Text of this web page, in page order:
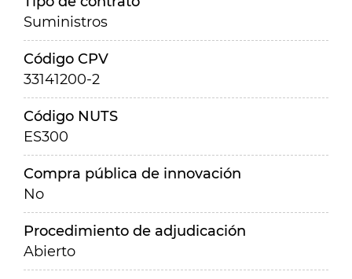
Suministros
Código CPV
33141200-2
Código NUTS
ES300
Compra pública de innovación
No
Procedimiento de adjudicación
Abierto